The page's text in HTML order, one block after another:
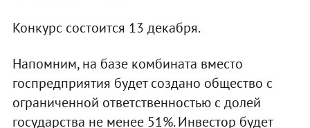
Конкурс состоится 13 декабря.
Напомним, на базе комбината вместо
госпредприятия будет создано общество с
ограниченной ответственностью с долей
государства не менее 51%. Инвестор будет